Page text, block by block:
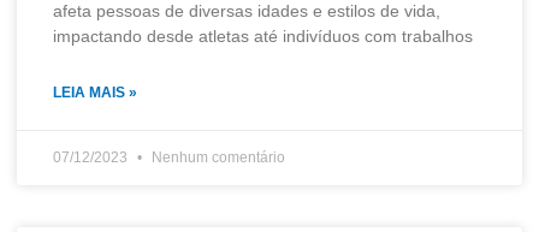
afeta pessoas de diversas idades e estilos de vida,
impactando desde atletas até indivíduos com trabalhos
LEIA MAIS »
07/12/2023 Nenhum comentário